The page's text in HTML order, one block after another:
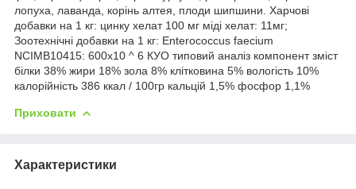
лопуха, лаванда, корінь алтея, плоди шипшини. Харчові
добавки на 1 кг: цинку хелат 100 мг міді хелат: 11мг;
Зоотехнічні добавки на 1 кг: Enterococcus faecium
NCIMB10415: 600x10 ^ 6 КУО типовий аналіз компонент зміст
білки 38% жири 18% зола 8% клітковина 5% вологість 10%
калорійність 386 ккал / 100гр кальцій 1,5% фосфор 1,1%
Приховати
Характеристики